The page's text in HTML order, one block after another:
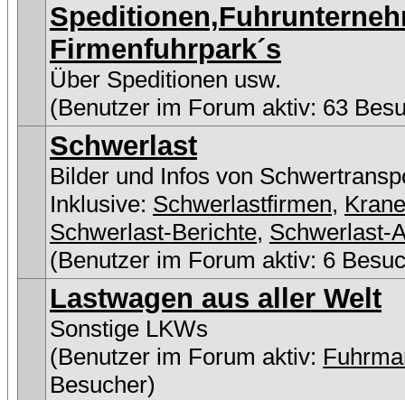
Firmenfuhrpark´s
Über Speditionen usw.
(Benutzer im Forum aktiv: 63
Schwerlast
Bilder und Infos von
Inklusive: Schwerlastfirmen, Krane
Schwerlast-Berichte, Schwerlast-
(Benutzer im Forum aktiv: 6
Lastwagen aus aller Welt
Sonstige LKWs
(Benutzer im Forum aktiv:
Besucher)